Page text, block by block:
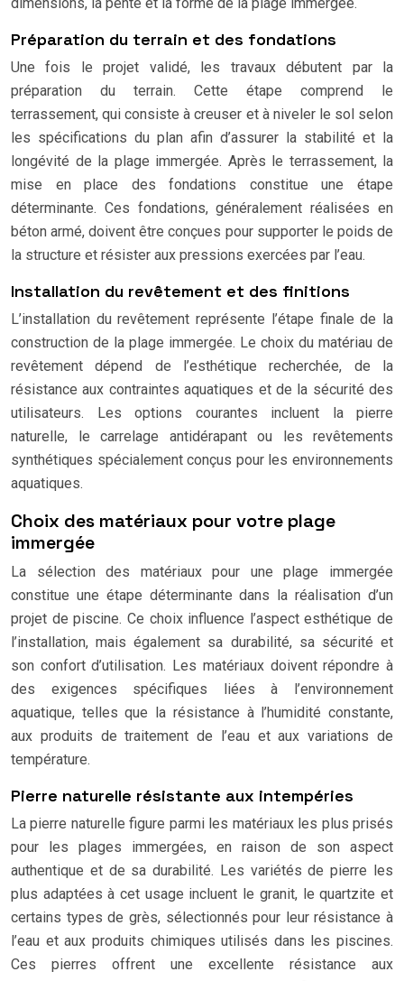
Préparation du terrain et des fondations
Une fois le projet validé, les travaux débutent par la
préparation du terrain. Cette étape comprend le
terrassement, qui consiste à creuser et à niveler le sol selon
les spécifications du plan afin d’assurer la stabilité et la
longévité de la plage immergée. Après le terrassement, la
mise en place des fondations constitue une étape
déterminante. Ces fondations, généralement réalisées en
béton armé, doivent être conçues pour supporter le poids de
la structure et résister aux pressions exercées par l’eau.
Installation du revêtement et des finitions
L’installation du revêtement représente l’étape finale de la
construction de la plage immergée. Le choix du matériau de
revêtement dépend de l’esthétique recherchée, de la
résistance aux contraintes aquatiques et de la sécurité des
utilisateurs. Les options courantes incluent la pierre
naturelle, le carrelage antidérapant ou les revêtements
synthétiques spécialement conçus pour les environnements
aquatiques.
Choix des matériaux pour votre plage
immergée
La sélection des matériaux pour une plage immergée
constitue une étape déterminante dans la réalisation d’un
projet de piscine. Ce choix influence l’aspect esthétique de
l’installation, mais également sa durabilité, sa sécurité et
son confort d’utilisation. Les matériaux doivent répondre à
des exigences spécifiques liées à l’environnement
aquatique, telles que la résistance à l’humidité constante,
aux produits de traitement de l’eau et aux variations de
température.
Pierre naturelle résistante aux intempéries
La pierre naturelle figure parmi les matériaux les plus prisés
pour les plages immergées, en raison de son aspect
authentique et de sa durabilité. Les variétés de pierre les
plus adaptées à cet usage incluent le granit, le quartzite et
certains types de grès, sélectionnés pour leur résistance à
l’eau et aux produits chimiques utilisés dans les piscines.
Ces pierres offrent une excellente résistance aux